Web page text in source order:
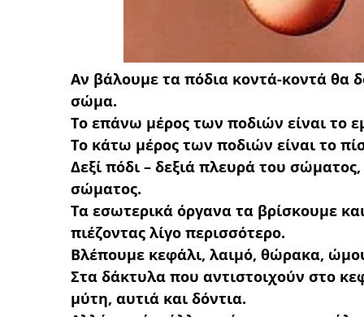
Αν βάλουμε τα πόδια κοντά-κοντά θα
σώμα.
Το επάνω μέρος των ποδιών είναι το
Το κάτω μέρος των ποδιών είναι το
Δεξί πόδι – δεξιά πλευρά του
σώματος.
Τα εσωτερικά όργανα τα βρίσκουμε
πιέζοντας λίγο περισσότερο.
Βλέπουμε κεφάλι, λαιμό, θώρακα,
Στα δάκτυλα που αντιστοιχούν στο
μύτη, αυτιά και δόντια.